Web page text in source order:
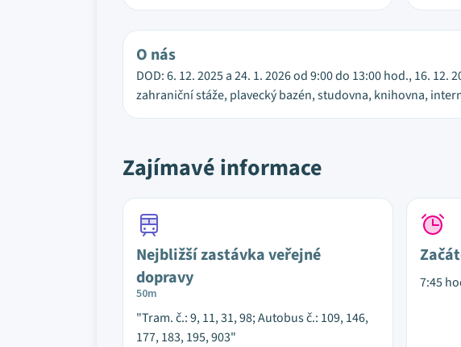
O nás
DOD: 6. 12. 2025 a 24. 1. 2026 od 9:00 do 13:00 hod., 16.
zahraniční stáže, plavecký bazén, studovna, knihovna,
Zajímavé informace
Nejbližší zastávka veřejné
dopravy
50m
"Tram. č.: 9, 11, 31, 98; Autobus č.: 109, 146,
177, 183, 195, 903"
7:45